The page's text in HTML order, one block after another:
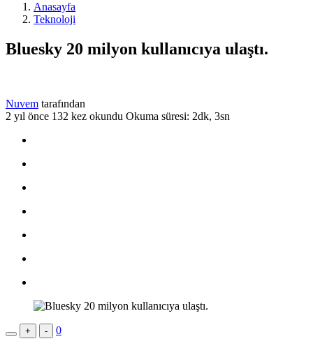
Anasayfa
Teknoloji
Bluesky 20 milyon kullanıcıya ulaştı.
Nuvem tarafından
2 yıl önce 132 kez okundu Okuma süresi: 2dk, 3sn
+ - 0